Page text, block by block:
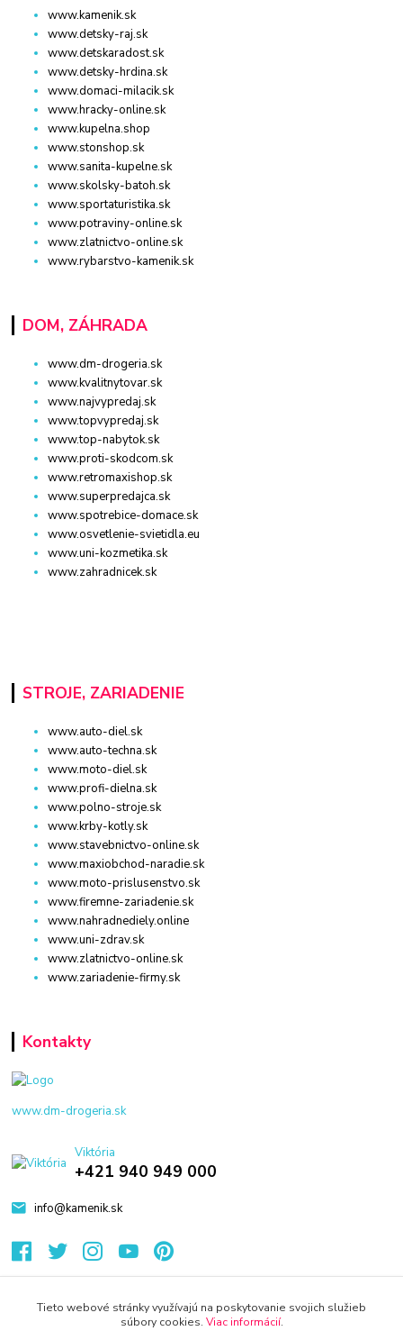
www.kamenik.sk
www.detsky-raj.sk
www.detskaradost.sk
www.detsky-hrdina.sk
www.domaci-milacik.sk
www.hracky-online.sk
www.kupelna.shop
www.stonshop.sk
www.sanita-kupelne.sk
www.skolsky-batoh.sk
www.sportaturistika.sk
www.potraviny-online.sk
www.zlatnictvo-online.sk
www.rybarstvo-kamenik.sk
DOM, ZÁHRADA
www.dm-drogeria.sk
www.kvalitnytovar.sk
www.najvypredaj.sk
www.topvypredaj.sk
www.top-nabytok.sk
www.proti-skodcom.sk
www.retromaxishop.sk
www.superpredajca.sk
www.spotrebice-domace.sk
www.osvetlenie-svietidla.eu
www.uni-kozmetika.sk
www.zahradnicek.sk
STROJE, ZARIADENIE
www.auto-diel.sk
www.auto-techna.sk
www.moto-diel.sk
www.profi-dielna.sk
www.polno-stroje.sk
www.krby-kotly.sk
www.stavebnictvo-online.sk
www.maxiobchod-naradie.sk
www.moto-prislusenstvo.sk
www.firemne-zariadenie.sk
www.nahradnediely.online
www.uni-zdrav.sk
www.zlatnictvo-online.sk
www.zariadenie-firmy.sk
Kontakty
www.dm-drogeria.sk
Viktória
+421 940 949 000
info@kamenik.sk
Tieto webové stránky využívajú na poskytovanie svojich služieb
súbory cookies. Viac informácií.